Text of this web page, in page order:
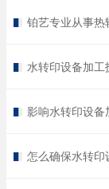
铂艺专业从事热
水转印设备加工
影响水转印设备
怎么确保水转印